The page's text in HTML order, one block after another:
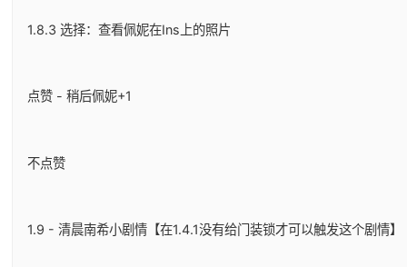
1.8.3 选择：查看佩妮在Ins上的照片
点赞 - 稍后佩妮+1
不点赞
1.9 - 清晨南希小剧情【在1.4.1没有给门装锁才可以触发这个剧情】